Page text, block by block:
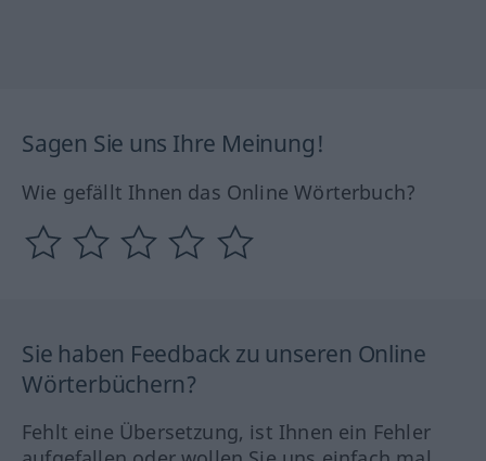
Sagen Sie uns Ihre Meinung!
Wie gefällt Ihnen das Online Wörterbuch?
Sie haben Feedback zu unseren Online
Wörterbüchern?
Fehlt eine Übersetzung, ist Ihnen ein Fehler